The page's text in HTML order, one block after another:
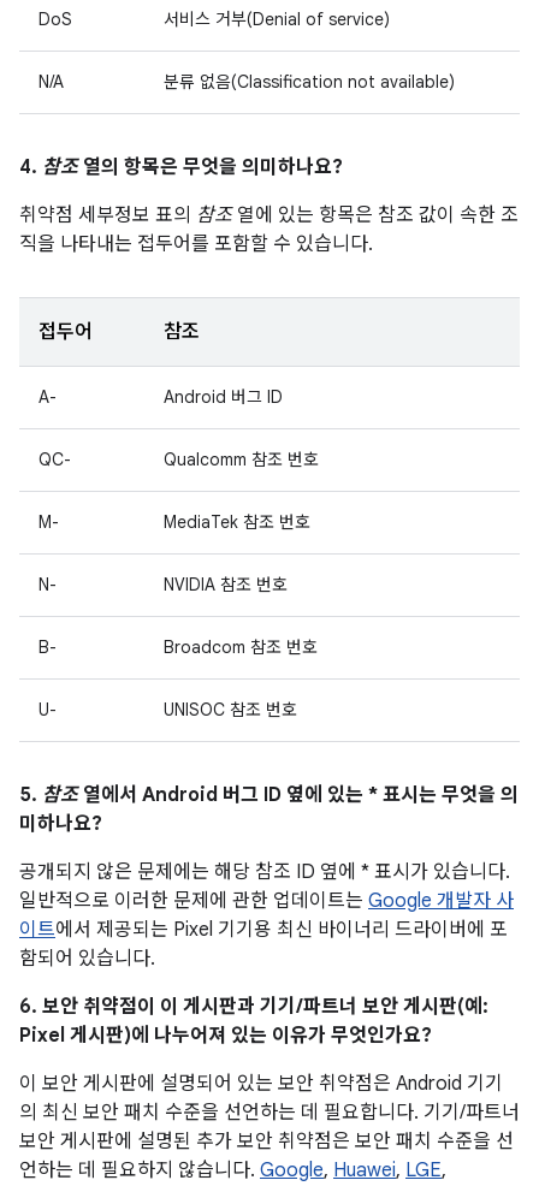
DoS 서비스 거부(Denial of service)
N/A 분류 없음(Classification not available)
4. 참조열의 항목은 무엇을 의미하나요?
취약점 세부정보 표의 참조열에 있는 항목은 참조 값이 속한 조
직을 나타내는 접두어를 포함할 수 있습니다.
접두어 참조
A- Android 버그 ID
QC- Qualcomm 참조 번호
M- MediaTek 참조 번호
N- NVIDIA 참조 번호
B- Broadcom 참조 번호
U- UNISOC 참조 번호
5. 참조열에서 Android 버그 ID 옆에 있는 * 표시는 무엇을 의
미하나요?
공개되지 않은 문제에는 해당 참조 ID 옆에 * 표시가 있습니다.
일반적으로 이러한 문제에 관한 업데이트는 Google 개발자 사
이트에서 제공되는 Pixel 기기용 최신 바이너리 드라이버에 포
함되어 있습니다.
6. 보안 취약점이 이 게시판과 기기/파트너 보안 게시판(예:
Pixel 게시판)에 나누어져 있는 이유가 무엇인가요?
이 보안 게시판에 설명되어 있는 보안 취약점은 Android 기기
의 최신 보안 패치 수준을 선언하는 데 필요합니다. 기기/파트너
보안 게시판에 설명된 추가 보안 취약점은 보안 패치 수준을 선
언하는 데 필요하지 않습니다. Google, Huawei, LGE,